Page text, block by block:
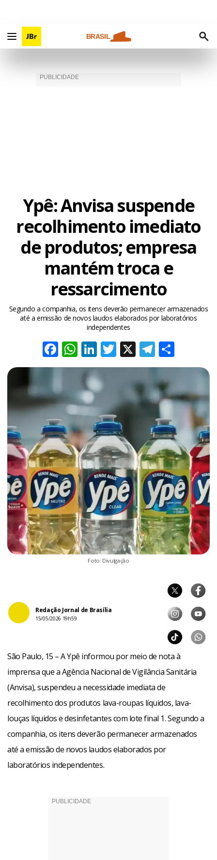
BRASIL
Ypê: Anvisa suspende
recolhimento imediato
de produtos; empresa
mantém troca e
ressarcimento
Segundo a companhia, os itens deverão permanecer armazenados
até a emissão de novos laudos elaborados por laboratórios
independentes
Facebook
WhatsApp
LinkedIn
Twitter
X
Foto: Divulgação
Redação Jornal de Brasília
15/05/2026 19h59
São Paulo, 15 – A Ypê informou por meio de nota à
imprensa que a Agência Nacional de Vigilância Sanitária
(Anvisa), suspendeu a necessidade imediata de
recolhimento dos produtos lava-roupas líquidos, lava-
louças líquidos e desinfetantes com lote final 1. Segundo a
companhia, os itens deverão permanecer armazenados
até a emissão de novos laudos elaborados por
laboratórios independentes.